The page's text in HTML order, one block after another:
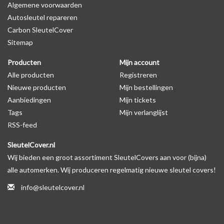
Levering
Voor 16:00 besteld = Dezelfde dag verzonden
Verzending naar België: 1/3 werkdagen
Specificaties
Merk: SleutelCover
Geschikt voor: Peugeot
Gewicht: 20g
Materiaal: Siliconen
Geschikt voor o.a. de volgende modellen:
* Afhankelijk van het bouwjaar
voorbeeld in de productfoto's
Algemene voorwaarden
Autosleutel repareren
Carbon SleutelCover
Sitemap
Producten
Alle producten
Nieuwe producten
Aanbiedingen
Tags
RSS-feed
Mijn account
Registreren
Mijn bestellingen
Mijn tickets
Mijn verlanglijst
SleutelCover.nl
Wij bieden een groot assortiment SleutelCovers aan voor (bijna)
alle automerken. Wij produceren regelmatig nieuwe sleutel covers!
info@sleutelcover.nl